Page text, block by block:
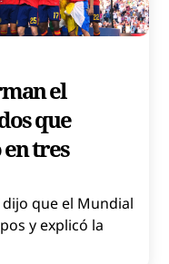
el
que
tres
que el Mundial
y explicó la